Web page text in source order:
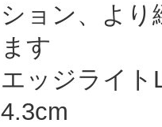
ション、より
ます
エッジライト
4.3cm